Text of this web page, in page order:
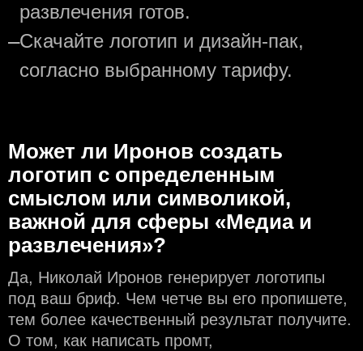
развлечения готов.
—Скачайте логотип и дизайн-пак,
согласно выбранному тарифу.
Может ли Иронов создать
логотип с определeнным
смыслом или символикой,
важной для сферы «Медиа и
развлечения»?
Да, Николай Иронов генерирует логотипы
под ваш бриф. Чем чeтче вы его пропишете,
тем более качественный результат получите.
О том, как написать промт,